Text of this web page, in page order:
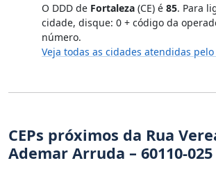
O DDD de Fortaleza (CE) é 85. Para
cidade, disque: 0 + código da
número.
Veja todas as cidades atendidas pelo
CEPs próximos da Rua
Ademar Arruda – 60110-025